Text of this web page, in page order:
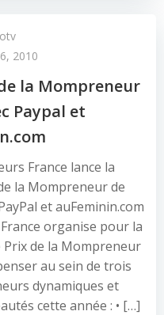
2010
la Mompreneur
Paypal et
France lance la
la Mompreneur de
et auFeminin.com
organise pour la
Prix de la Mompreneur
au sein de trois
dynamiques et
cette année : • […]